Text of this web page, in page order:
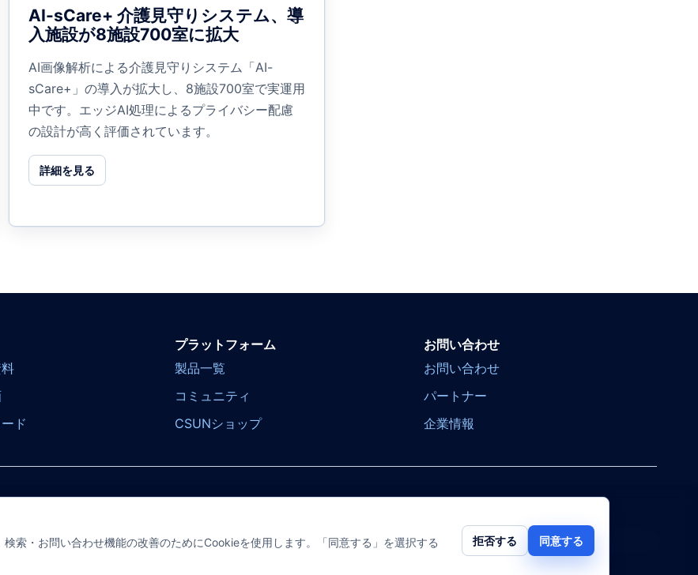
AI-sCare+ 介護見守りシステム、導
入施設が8施設700室に拡大
AI画像解析による介護見守りシステム「AI-
sCare+」の導入が拡大し、8施設700室で実運用
中です。エッジAI処理によるプライバシー配慮
の設計が高く評価されています。
詳細を見る
ド
プラットフォーム
製品一覧
コミュニティ
CSUNショップ
お問い合わせ
お問い合わせ
パートナー
企業情報
索・お問い合わせ機能の改善のためにCookieを使用します。「同意する」を選択する
拒否する 同意する